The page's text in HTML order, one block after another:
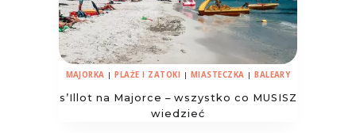
MAJORKA |PLAŻE I ZATOKI | MIASTECZKA |BALEARY
s’Illot na Majorce – wszystko co MUSISZ
wiedzieć